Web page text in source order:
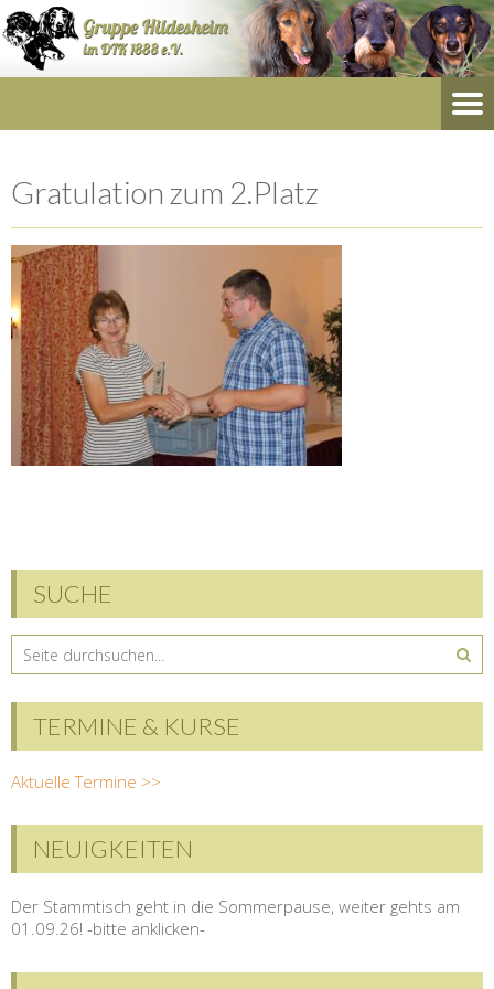
Gratulation zum 2.Platz
SUCHE
TERMINE & KURSE
Aktuelle Termine >>
NEUIGKEITEN
Der Stammtisch geht in die Sommerpause, weiter gehts am
01.09.26! -bitte anklicken-